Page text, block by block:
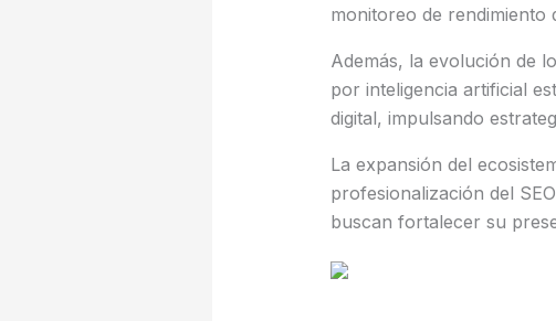
monitoreo de
Además, la evolución de
por inteligencia artificial
digital, impulsando
La expansión del
profesionalización del
buscan fortalecer su